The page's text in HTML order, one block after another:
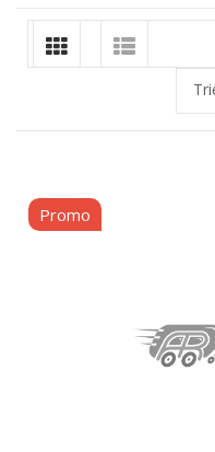
Promo